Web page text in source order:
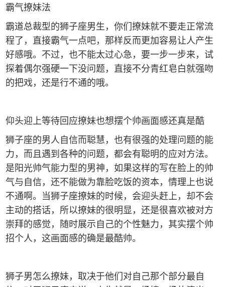
霸气撩妹法
霸道总裁型的狮子座男生，你们撩妹就不要走正常流
程了，直接霸气一点吧，那样反而更加容易让人产生
好感哦。不过，也不能太过心急，要一步一步来，试
探着偶尔强硬一下没问题，直接不分青红皂白就强吻
的把戏，还是行不通的哦。
仰头迎上等待回应撩妹也想摆个帅画面感还真是酷
狮子座的男人自信而聪慧，也有很强的处理问题的能
力，而且遇到各种的问题，都会有聪明的应对方法。
是阳光帅气能力型的男神，如果这样的写在脸上的帅
气与自信，还不能做为靠脸吃饭的资本，情理上也说
不通啊。当狮子座撩妹的时候，会迎头赶上，却不会
主动的搭话，所以撩妹的很明显，还是很喜欢被对方
崇拜的感觉，随时展示自己的个性魅力，其实摆个帅
招个人，这画面感的确是最酷帅。
狮子男怎么撩妹，取决于他们对自己那个部分最自